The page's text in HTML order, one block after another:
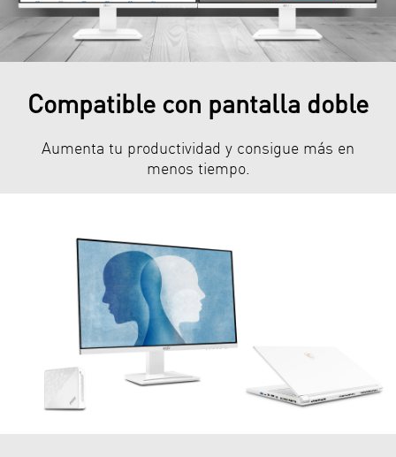
Compatible con pantalla doble
Aumenta tu productividad y consigue más en
menos tiempo.